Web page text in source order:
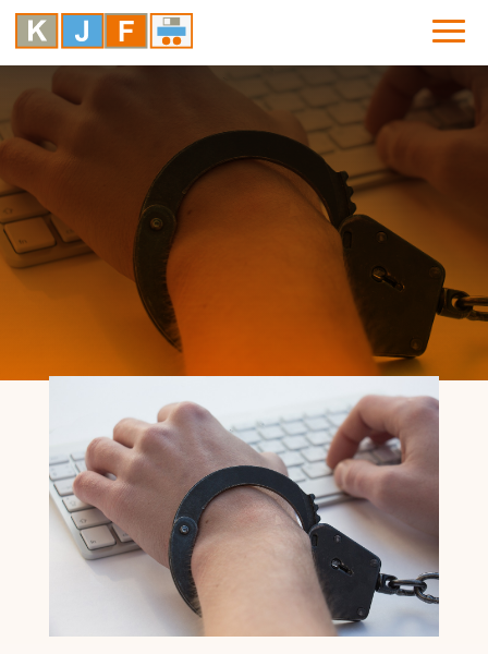
Wenn der
Computer
süchtig macht